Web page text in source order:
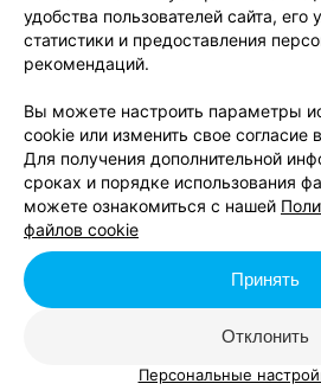
Согласен опубликовать отзыв.
обработки персональных данных
прав
Добавить отзыв
Пользовательского соглашения
удобства пользователей сайта, его
статистики и предоставления
рекомендаций.
Вы можете настроить параметры
cookie или изменить свое согласие
Для получения дополнительной
сроках и порядке использования
можете ознакомиться с нашей
файлов cookie
Отклонить
Принять
Персональные